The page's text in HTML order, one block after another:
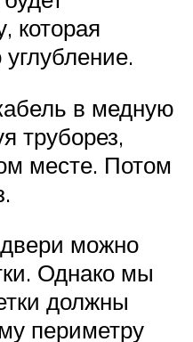
которая
в медную
труборез,
месте. Потом
можно
Однако мы
должны
периметру